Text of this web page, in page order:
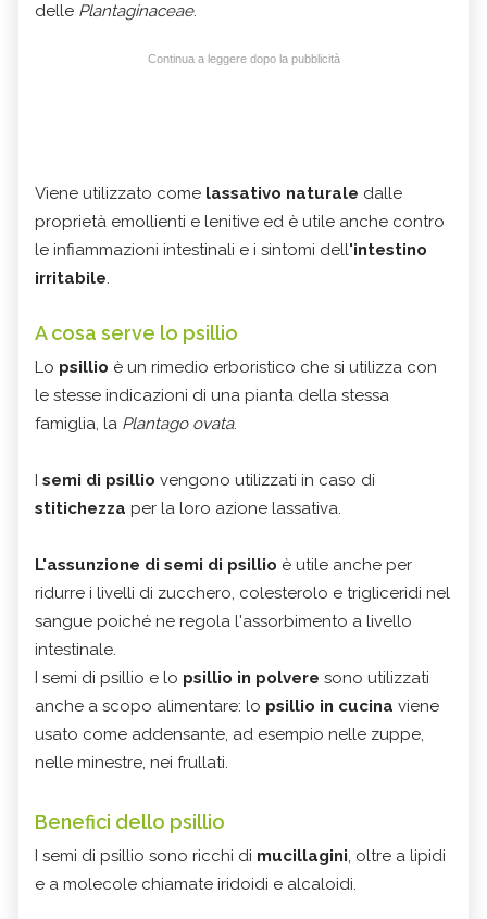
delle Plantaginaceae.
Continua a leggere dopo la pubblicità
Viene utilizzato come lassativo naturale dalle
proprietà emollienti e lenitive ed è utile anche contro
le infiammazioni intestinali e i sintomi dell'intestino
irritabile.
A cosa serve lo psillio
Lo psillio è un rimedio erboristico che si utilizza con
le stesse indicazioni di una pianta della stessa
famiglia, la Plantago ovata.
semi di psillio vengono utilizzati in caso di
stitichezza per la loro azione lassativa.
L'assunzione di semi di psillio è utile anche per
ridurre i livelli di zucchero, colesterolo e trigliceridi nel
sangue poiché ne regola l'assorbimento a livello
intestinale.
I semi di psillio e lo psillio in polvere sono utilizzati
anche a scopo alimentare: lo psillio in cucina viene
usato come addensante, ad esempio nelle zuppe,
nelle minestre, nei frullati.
Benefici dello psillio
I semi di psillio sono ricchi di mucillagini, oltre a lipidi
e a molecole chiamate iridoidi e alcaloidi.